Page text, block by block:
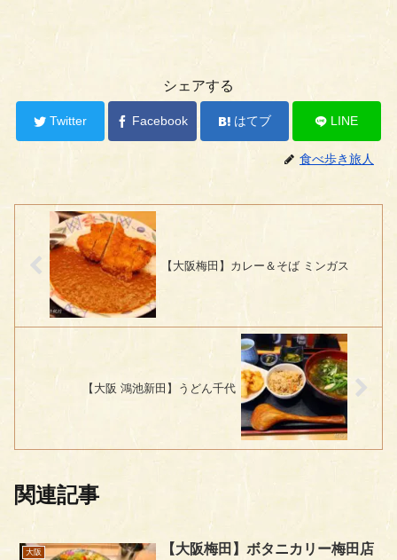
シェアする
Twitter Facebook はてブ LINE
食べ歩き旅人
【大阪梅田】カレー＆そば ミンガス
【大阪 鴻池新田】うどん千代
関連記事
大阪 【大阪梅田】ボタニカリー梅田店